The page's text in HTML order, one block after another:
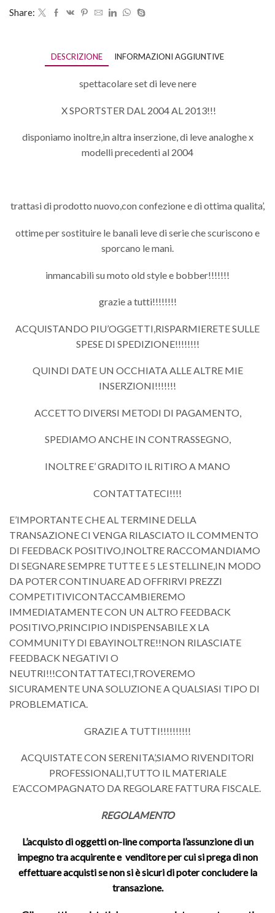
Share:
DESCRIZIONE INFORMAZIONI AGGIUNTIVE
spettacolare set di leve nere
X SPORTSTER DAL 2004 AL 2013!!!
disponiamo inoltre,in altra inserzione, di leve analoghe x
modelli precedenti al 2004
trattasi di prodotto nuovo,con confezione e di ottima qualita’,
ottime per sostituire le banali leve di serie che scuriscono e
sporcano le mani.
inmancabili su moto old style e bobber!!!!!!!
grazie a tutti!!!!!!!!
ACQUISTANDO PIU’OGGETTI,RISPARMIERETE SULLE
SPESE DI SPEDIZIONE!!!!!!!!
QUINDI DATE UN OCCHIATA ALLE ALTRE MIE
INSERZIONI!!!!!!!
ACCETTO DIVERSI METODI DI PAGAMENTO,
SPEDIAMO ANCHE IN CONTRASSEGNO,
INOLTRE E’ GRADITO IL RITIRO A MANO
CONTATTATECI!!!!
E’IMPORTANTE CHE AL TERMINE DELLA
TRANSAZIONE CI VENGA RILASCIATO IL COMMENTO
DI FEEDBACK POSITIVO,INOLTRE RACCOMANDIAMO
DI SEGNARE SEMPRE TUTTE E 5 LE STELLINE,IN MODO
DA POTER CONTINUARE AD OFFRIRVI PREZZI
COMPETITIVICONTACCAMBIEREMO
IMMEDIATAMENTE CON UN ALTRO FEEDBACK
POSITIVO,PRINCIPIO INDISPENSABILE X LA
COMMUNITY DI EBAYINOLTRE!!NON RILASCIATE
FEEDBACK NEGATIVI O
NEUTRI!!!CONTATTATECI,TROVEREMO
SICURAMENTE UNA SOLUZIONE A QUALSIASI TIPO DI
PROBLEMATICA.
GRAZIE A TUTTI!!!!!!!!!!
ACQUISTATE CON SERENITA’,SIAMO RIVENDITORI
PROFESSIONALI,TUTTO IL MATERIALE
E’ACCOMPAGNATO DA REGOLARE FATTURA FISCALE.
REGOLAMENTO
L’acquisto di oggetti on-line comporta l’assunzione di un
impegno tra acquirente e venditore per cui si prega di non
effettuare acquisti se non si è sicuri di poter concludere la
transazione.